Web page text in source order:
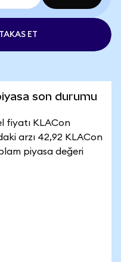
ET
son durumu
fiyatı KLACon
arzı 42,92 KLACon
piyasa değeri